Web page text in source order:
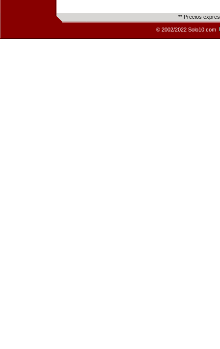
** Precios
© 2002/2022 Solo10.com